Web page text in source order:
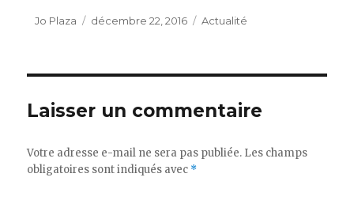
Auteur
Jo Plaza
Publié
décembre 22, 2016 Catégories
Actualité
Laisser un commentaire
Votre adresse e-mail ne sera pas publiée. Les champs
obligatoires sont indiqués avec *